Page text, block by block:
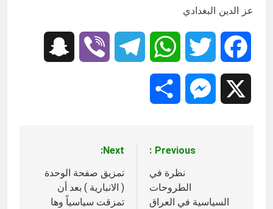
عز الدين البغدادي
Facebook
Twitter
WhatsApp
Telegram
Viber
Messenger
Previous:
نظرة في
الطروحات
السياسية في العراق
Next:
تمزيق صفحة الوحدة
( الانبارية ) بعد أن
تمزقت سياسياً وها